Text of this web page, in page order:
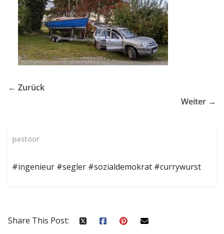
← Zurück
Weiter →
pastoor
#ingenieur #segler #sozialdemokrat #currywurst
Share This Post: